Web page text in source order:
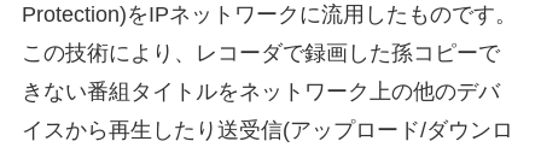
Protection)をIPネットワークに流用したものです。
この技術により、レコーダで録画した孫コピーで
きない番組タイトルをネットワーク上の他のデバ
イスから再生したり送受信(アップロード/ダウンロ